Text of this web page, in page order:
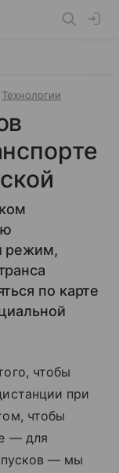
Технологии
режим,
по карте
чтобы
при
чтобы
— для
— мы